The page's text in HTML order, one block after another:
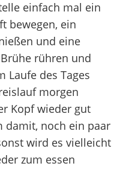
einfach mal ein
bewegen, ein
und eine
rühren und
Laufe des Tages
morgen
Kopf wieder gut
damit, noch ein paar
wird es vielleicht
zum essen